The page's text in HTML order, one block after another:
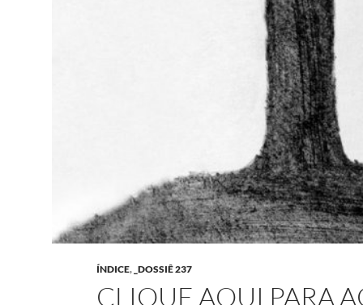
ÍNDICE, _DOSSIÊ 237
CLIQUE AQUI PARA